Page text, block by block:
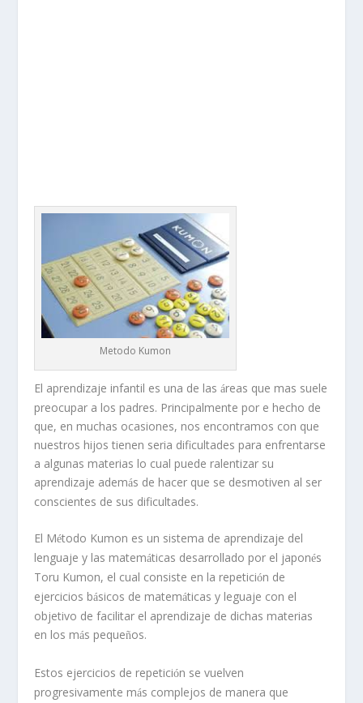
Metodo Kumon
El aprendizaje infantil es una de lasáreas que mas suele
preocupar a los padres. Principalmente por e hecho de
que, en muchas ocasiones, nos encontramos con que
nuestros hijos tienen seria dificultades para enfrentarse
a algunas materias lo cual puede ralentizar su
aprendizaje además de hacer que se desmotiven al ser
conscientes de sus dificultades.
El Método Kumon es un sistema de aprendizaje del
lenguaje y las matemáticas desarrollado por el japonés
Toru Kumon, el cual consiste en la repetición de
ejercicios básicos de matemáticas y leguaje con el
objetivo de facilitar el aprendizaje de dichas materias
en los más pequeños.
Estos ejercicios de repetición se vuelven
progresivamente más complejos de manera que